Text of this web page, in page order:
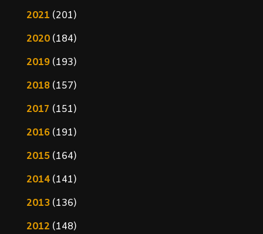
2021 (201)
2020(184)
2019(193)
2018(157)
2017 (151)
2016(191)
2015(164)
2014(141)
2013(136)
2012 (148)